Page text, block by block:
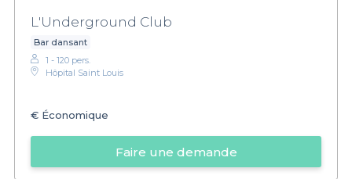
L'Underground Club
Bar dansant
1 - 120 pers.
Hôpital Saint Louis
€ Économique
Faire une demande